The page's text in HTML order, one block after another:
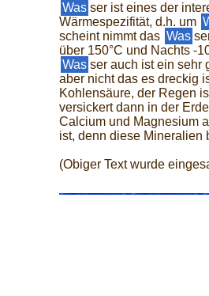
Was ser ist eines der
Wärmespezifität, d.h. um
scheint nimmt das Was
über 150°C und Nachts -
Was ser auch ist ein sehr
aber nicht das es dreckig
Kohlensäure, der Regen
versickert dann in der
Calcium und Magnesium
ist, denn diese Mineralien
(Obiger Text wurde